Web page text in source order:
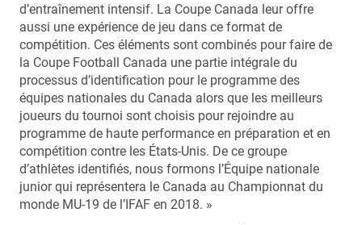
d’entraînement intensif. La Coupe Canada leur offre
aussi une expérience de jeu dans ce format de
compétition. Ces éléments sont combinés pour faire de
la Coupe Football Canada une partie intégrale du
processus d’identification pour le programme des
équipes nationales du Canada alors que les meilleurs
joueurs du tournoi sont choisis pour rejoindre au
programme de haute performance en préparation et en
compétition contre les États-Unis. De ce groupe
d’athlètes identifiés, nous formons l’Équipe nationale
junior qui représentera le Canada au Championnat du
monde MU-19 de l’IFAF en 2018. »